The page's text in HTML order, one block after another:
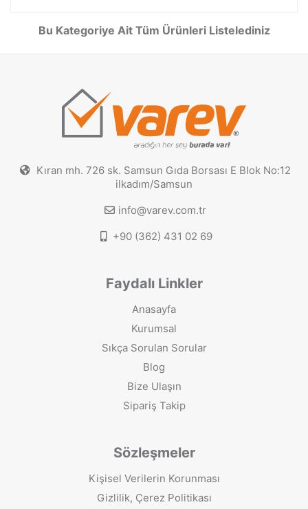
Bu Kategoriye Ait Tüm Ürünleri Listelediniz
Kıran mh. 726 sk. Samsun Gıda Borsası E Blok No:12
ilkadım/Samsun
info@varev.com.tr
+90 (362) 431 02 69
Faydalı Linkler
Anasayfa
Kurumsal
Sıkça Sorulan Sorular
Blog
Bize Ulaşın
Sipariş Takip
Sözleşmeler
Kişisel Verilerin Korunması
Gizlilik, Çerez Politikası